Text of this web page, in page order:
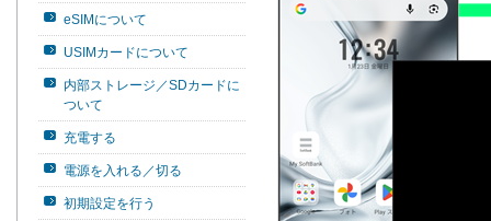
eSIMについて
USIMカードについて
内部ストレージ／SDカードに
ついて
充電する
電源を入れる／切る
初期設定を行う